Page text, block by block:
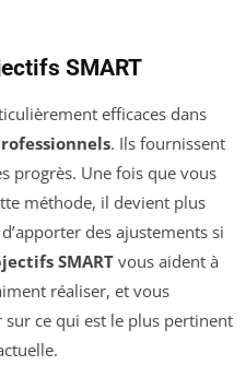
SMART
efficaces dans
. Ils fournissent
progrès. Une fois que vous
méthode, il devient plus
des ajustements si
SMARTvous aident à
réaliser, et vous
ce qui est le plus pertinent